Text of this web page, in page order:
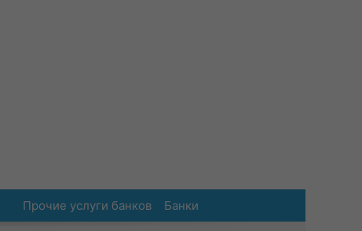
Прочие услуги банков Банки